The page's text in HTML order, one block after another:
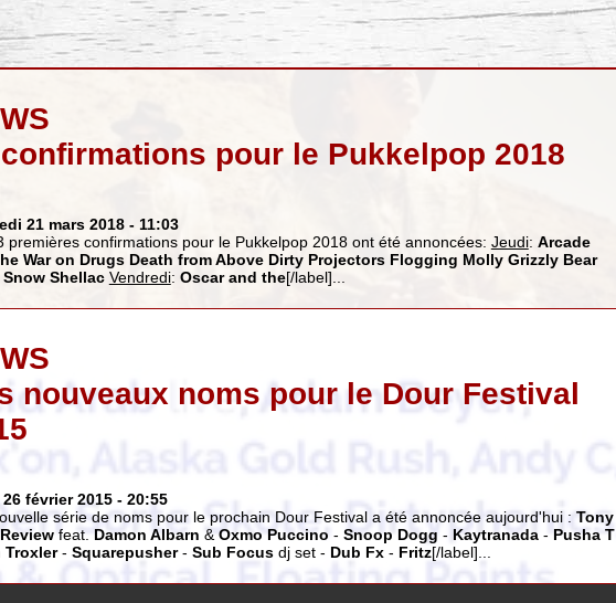
pour le Pukkelpop 2018
21 mars 2018 - 11:03
premières confirmations pour le Pukkelpop 2018 ont été annoncées: Jeudi: Arcade
War on Drugs Death from Above Dirty Projectors Flogging Molly Grizzly Bear
Snow Shellac Vendredi: Oscar and the[/label]...
nouveaux noms pour le Dour Festival
février 2015 - 20:55
série de noms pour le prochain Dour Festival a été annoncée aujourd'hui : Tony
feat. Damon Albarn & Oxmo Puccino - Snoop Dogg - Kaytranada- Pusha T
Troxler- Squarepusher- Sub Focusdj set - Dub Fx- Fritz[/label]...